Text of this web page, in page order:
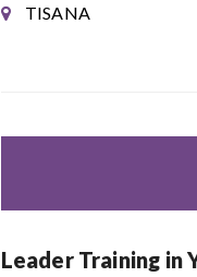
TISANA
Leader Training in